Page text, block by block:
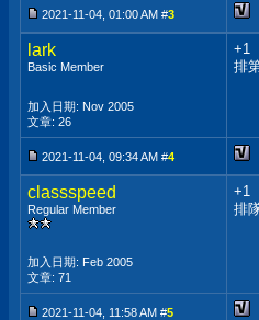
2021-11-04, 01:00 AM #3
lark
Basic Member
加入日期: Nov 2005
文章: 26
+1
排
2021-11-04, 09:34 AM #4
classspeed
Regular Member
加入日期: Feb 2005
文章: 71
+1
排
2021-11-04, 11:58 AM #5